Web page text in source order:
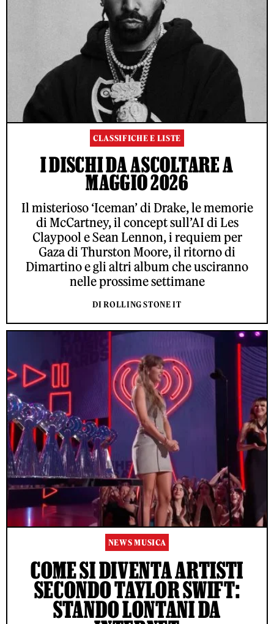
CLASSIFICHE E LISTE
I DISCHI DA ASCOLTARE A
MAGGIO 2026
Il misterioso ‘Iceman’ di Drake, le memorie
di McCartney, il concept sull’AI di Les
Claypool e Sean Lennon, i requiem per
Gaza di Thurston Moore, il ritorno di
Dimartino e gli altri album che usciranno
nelle prossime settimane
DI ROLLING STONE IT
NEWS MUSICA
COME SI DIVENTA ARTISTI
SECONDO TAYLOR SWIFT:
STANDO LONTANI DA